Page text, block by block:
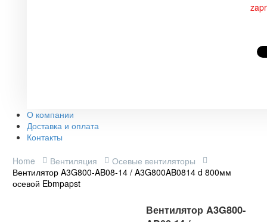
О компании
Доставка и оплата
Контакты
Home
Вентиляция
Осевые вентиляторы
Вентилятор A3G800-AB08-14 / A3G800AB0814 d 800мм
осевой Ebmpapst
Вентилятор A3G800-